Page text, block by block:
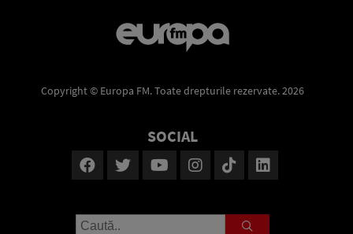
Copyright © Europa FM. Toate drepturile rezervate. 2026
SOCIAL